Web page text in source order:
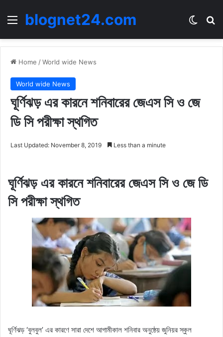
Menublognet24.com
Home /World wide News
World wide News
ঘূর্ণিঝড় এর কারনে শনিবারের জেএস সি ও জে
ডি সি পরীক্ষা স্থগিত
Last Updated: November 8, 2019 Less than a minute
ঘূর্ণিঝড় এর কারনে শনিবারের জেএস সি ও জে ডি
সি পরীক্ষা স্থগিত
ঘূর্ণিঝড় ‘বুলবুল’ এর কারণে সারা দেশে আগামীকাল শনিবার অনুষ্ঠেয় জুনিয়র স্কুল